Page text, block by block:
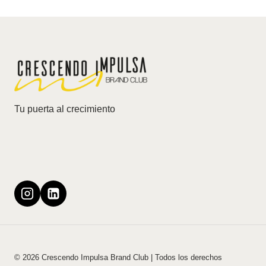
página
Tu puerta al crecimiento
© 2026 Crescendo Impulsa Brand Club | Todos los derechos